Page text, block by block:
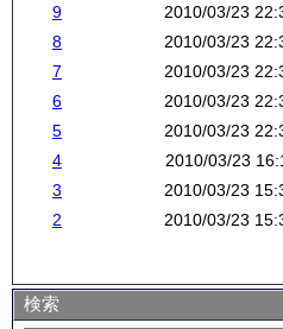
9
2010/03/23
8
2010/03/23
7
2010/03/23
6
2010/03/23
5
2010/03/23
4
2010/03/23
3
2010/03/23
2
2010/03/23
検索